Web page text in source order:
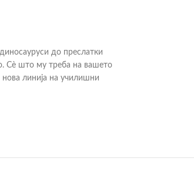
до преслатки
Сè што му треба на вашето
линија на училишни